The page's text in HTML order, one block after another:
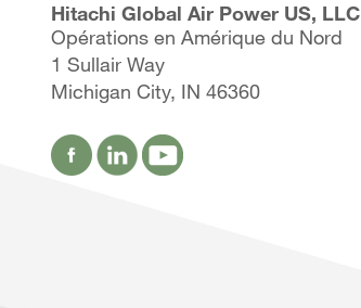
Hitachi Global Air Power US, LLC
Opérations en Amérique du Nord
1 Sullair Way
Michigan City, IN 46360